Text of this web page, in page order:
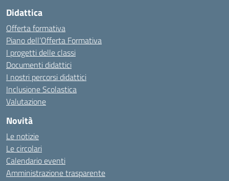
Didattica
Offerta formativa
Piano dell’Offerta Formativa
I progetti delle classi
Documenti didattici
I nostri percorsi didattici
Inclusione Scolastica
Valutazione
Novità
Le notizie
Le circolari
Calendario eventi
Amministrazione trasparente